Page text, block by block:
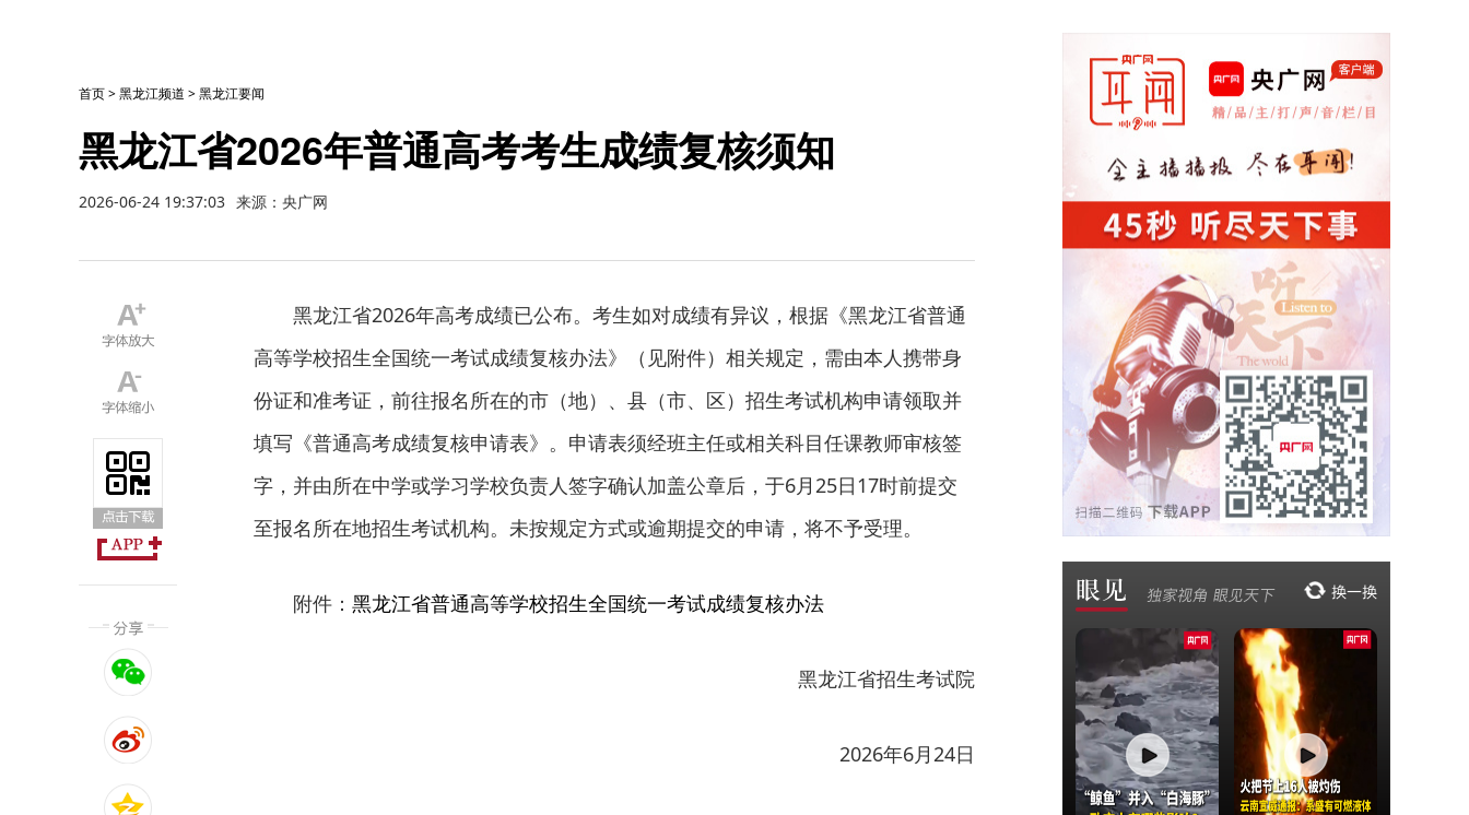
首页>黑龙江频道 >黑龙江要闻
黑龙江省2026年普通高考考生成绩复核须知
2026-06-24 19:37:03 来源：央广网
黑龙江省2026年高考成绩已公布。考生如对成绩有异议，根据《黑龙江省普通
高等学校招生全国统一考试成绩复核办法》（见附件）相关规定，需由本人携带身
份证和准考证，前往报名所在的市（地）、县（市、区）招生考试机构申请领取并
填写《普通高考成绩复核申请表》。申请表须经班主任或相关科目任课教师审核签
字，并由所在中学或学习学校负责人签字确认加盖公章后，于6月25日17时前提交
至报名所在地招生考试机构。未按规定方式或逾期提交的申请，将不予受理。
附件： 黑龙江省普通高等学校招生全国统一考试成绩复核办法
黑龙江省招生考试院
2026年6月24日